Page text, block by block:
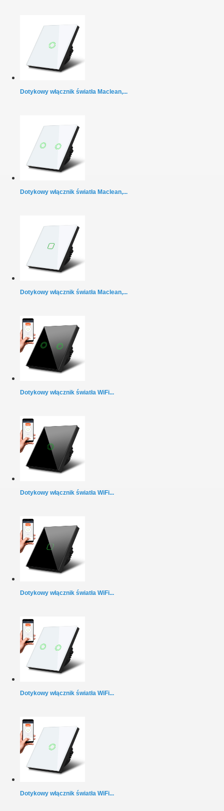
Dotykowy włącznik światła Maclean,...
Dotykowy włącznik światła Maclean,...
Dotykowy włącznik światła Maclean,...
Dotykowy włącznik światła WiFi...
Dotykowy włącznik światła WiFi...
Dotykowy włącznik światła WiFi...
Dotykowy włącznik światła WiFi...
Dotykowy włącznik światła WiFi...